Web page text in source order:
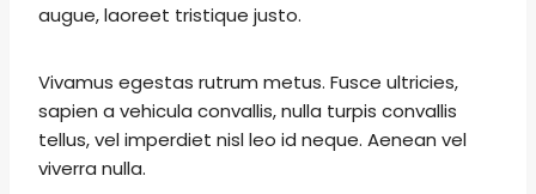
augue, laoreet tristique justo.
Vivamus egestas rutrum metus. Fusce ultricies,
sapien a vehicula convallis, nulla turpis convallis
tellus, vel imperdiet nisl leo id neque. Aenean vel
viverra nulla.